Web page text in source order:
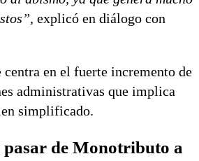
explicó en diálogo con
centra en el fuerte incremento de
administrativas que implica
simplificado.
pasar de Monotributo a